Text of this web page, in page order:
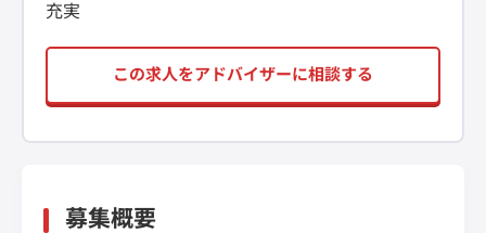
充実
この求人をアドバイザーに相談する
募集概要